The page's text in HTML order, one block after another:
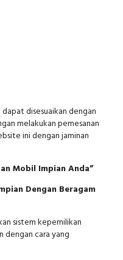
disesuaikan dengan
melakukan pemesanan
ini dengan jaminan
Mobil Impian Anda”
Dengan Beragam
sistem kepemilikan
dengan cara yang